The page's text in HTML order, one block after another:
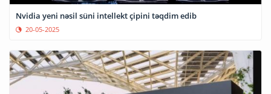
Nvidia yeni nəsil süni intellekt çipini təqdim edib
20-05-2025